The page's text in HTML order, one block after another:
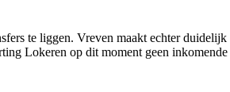
te liggen. Vreven maakt echter duidelijk
Lokeren op dit moment geen inkomende